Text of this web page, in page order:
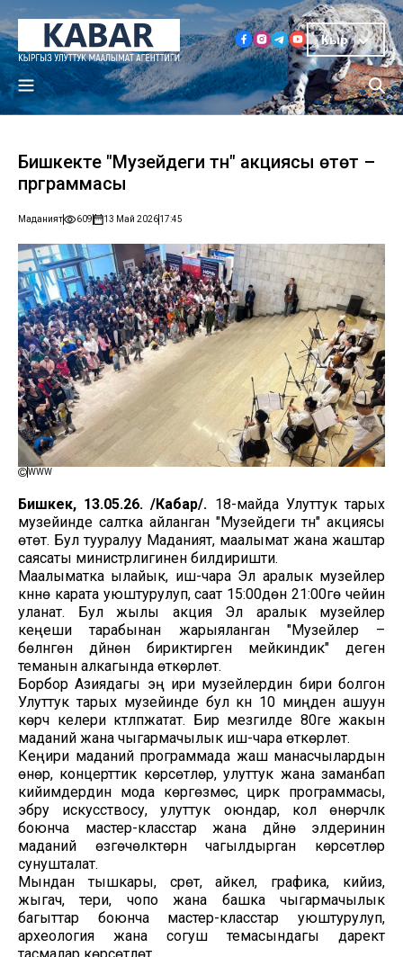
Кыр
Бишкекте "Музейдеги түн" акциясы өтөт –
прграммасы
Маданият 609 13 Май 202617:45
WWW
Бишкек, 13.05.26. /Кабар/. 18-майда Улуттук тарых
музейинде салтка айланган "Музейдеги түн" акциясы
өтөт. Бул тууралуу Маданият, маалымат жана жаштар
саясаты министрлигинен билдиришти.
Маалыматка ылайык, иш-чара Эл аралык музейлер
күнүнө карата уюштурулуп, саат 15:00дөн 21:00гө чейин
уланат. Бул жылы акция Эл аралык музейлер
кеңеши тарабынан жарыяланган "Музейлер –
бөлүнгөн дүйнөнү бириктирген мейкиндик" деген
теманын алкагында өткөрүлөт.
Борбор Азиядагы эң ири музейлердин бири болгон
Улуттук тарых музейинде бул күнү 10 миңден ашуун
көрүүчү келери күтүлүпжатат. Бир мезгилде 80ге жакын
маданий жана чыгармачылык иш-чара өткөрүлөт.
Кеңири маданий программада жаш манасчылардын
өнөрү, концерттик көрсөтүүлөр, улуттук жана заманбап
кийимдердин мода көргөзмөсү, цирк программасы,
эбру искусствосу, улуттук оюндар, кол өнөрчүлүк
боюнча мастер-класстар жана дүйнө элдеринин
маданий өзгөчөлүктөрүн чагылдырган көрсөтүүлөр
сунушталат.
Мындан тышкары, сүрөт, айкел, графика, кийиз,
жыгач, тери, чопо жана башка чыгармачылык
багыттар боюнча мастер-класстар уюштурулуп,
археология жана согуш темасындагы даректүү